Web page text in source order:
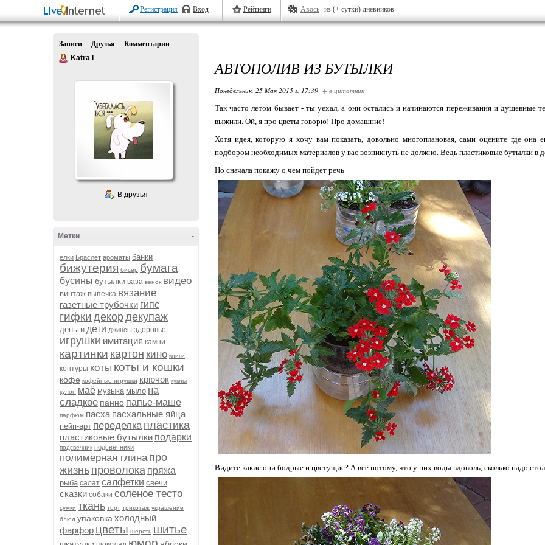
Регистрация Вход Рейтинги Авось из (+ сутки) дневников
Записи Друзья
Комментарии
Katra I
В друзья
-
Метки
ёлки Браслет ароматы банки
бижутерия бисер бумага
бусины бутылки ваза венок видео
винтаж выпечка вязание
газетные трубочки гипс
гифки декордекупаж
деньги дети джинсы здоровье
игрушки имитация камни
картинки картон кино книги
контуры коты коты и кошки
кофе кофейные игрушки крючок куклы
кулон маё музыка мыло на
сладкое панно папье-маше
парфюм пасха пасхальные яйца
пейп-арт переделка пластика
пластиковые бутылки подарки
подсвечник подсвечники
полимерная глина про
жизнь проволока пряжа
рыба салат салфетки свечи
сказки собаки соленое тесто
сумки ткань торт трикотаж украшение
блюд упаковка холодный
фарфор цветы шерсть шитье
АВТОПОЛИВ ИЗ БУТЫЛКИ
Понедельник, 25 Мая 2015 г. 17:39 + в цитатник
Так часто летом бывает - ты уехал, а они остались и начинаются переживания и душевные
выжили. Ой, я про цветы говорю! Про домашние!
Хотя идея, которую я хочу вам показать, довольно многоплановая, сами оцените где
подбором необходимых материалов у вас возникнуть не должно. Ведь пластиковые бутылки в
Но сначала покажу о чем пойдет речь
Видите какие они бодрые и цветущие? А все потому, что у них воды вдоволь, сколько надо